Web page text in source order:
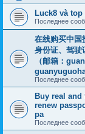
Luck8 và
Последнее
在线购买中国
身份证、驾驶
（邮箱：
Последнее
Buy real and
renew
pa
Последнее